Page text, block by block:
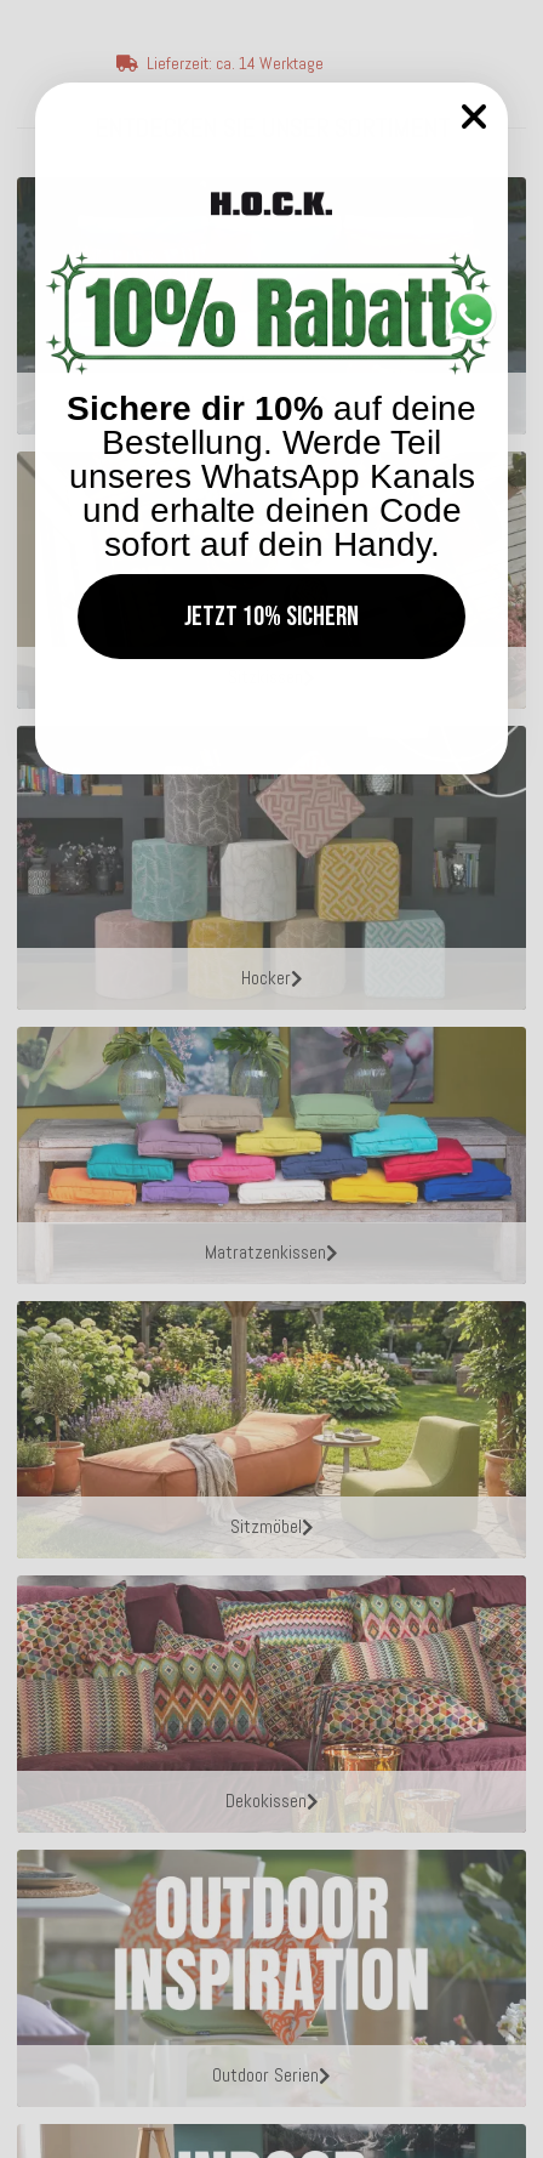
Lieferzeit: ca. 14 Werktage
Outdoor Kissen
Hocker
Matratzenkissen
Sitzmöbel
Dekokissen
Outdoor Serien
Sichere dir 10% auf deine
Bestellung. Werde Teil
unseres WhatsApp Kanals
und erhalte deinen Code
sofort auf dein Handy.
Jetzt 10% sichern